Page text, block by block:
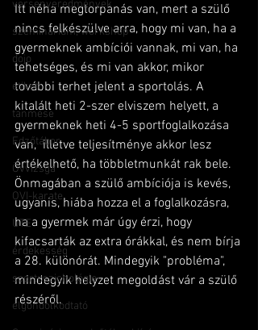
versenyeredmények
szeminárium, workshop
dojo
etikett
tanmese
Edzőtábor
Övvizsga
OVI-karate
UTE
érdekesség
sportpszichológia
elgondolkodtató
Itt néha megtorpanás van, mert a szülő
nincs felkészülve arra, hogy mi van, ha a
gyermeknek ambíciói vannak, mi van, ha
tehetséges, és mi van akkor, mikor
további terhet jelent a sportolás. A
kitalált heti 2-szer elviszem helyett, a
gyermeknek heti 4-5 sportfoglalkozása
van,  illetve teljesítménye akkor lesz
értékelhető, ha többletmunkát rak bele.
Önmagában a szülő ambíciója is kevés,
ugyanis, hiába hozza el a foglalkozásra,
ha a gyermek már úgy érzi, hogy
kifacsarták az extra órákkal, és nem bírja
a 28. különórát. Mindegyik "probléma",
mindegyik helyzet megoldást vár a szülő
részéről.